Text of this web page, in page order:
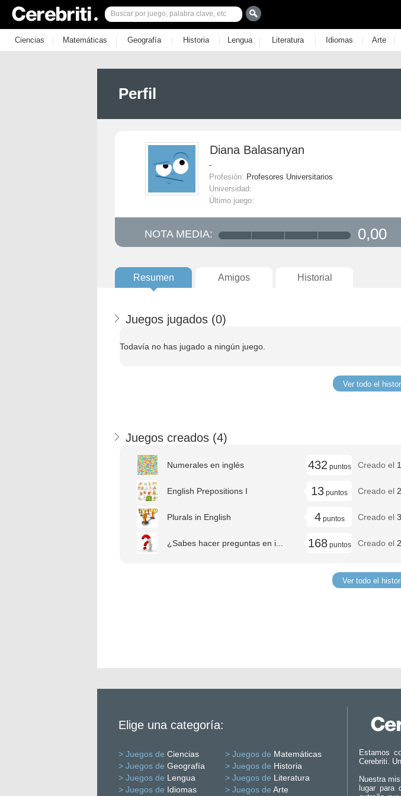
Ciencias | Matemáticas | Geografía | Historia | Lengua | Literatura | Idiomas | Arte |
Perfil
Diana Balasanyan
-
Profesión: Profesores Universitarios
Universidad:
Último juego:
NOTA MEDIA: 0,00
Resumen Amigos Historial
Juegos jugados (0)
Todavía no has jugado a ningún juego.
Ver todo el
Juegos creados (4)
Numerales en inglés 432puntos Creado el
English Prepositions I 13 puntos Creado el
Plurals in English 4puntos Creado el
¿Sabes hacer preguntas en i... 168puntos Creado el
Ver todo el
Elige una categoría:
> Juegos de Ciencias > Juegos de Matemáticas
> Juegos de Geografía > Juegos de Historia
> Juegos de Lengua > Juegos de Literatura
> Juegos de Idiomas > Juegos de Arte
Estamos
Cerebriti.
Nuestra
lugar para